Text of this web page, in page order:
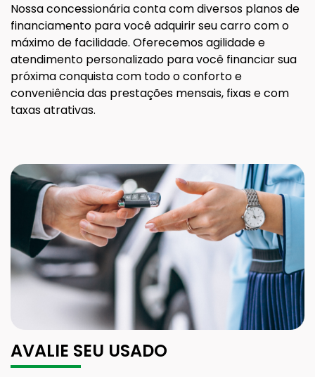
Nossa concessionária conta com diversos planos de
financiamento para você adquirir seu carro com o
máximo de facilidade. Oferecemos agilidade e
atendimento personalizado para você financiar sua
próxima conquista com todo o conforto e
conveniência das prestações mensais, fixas e com
taxas atrativas.
AVALIE SEU USADO